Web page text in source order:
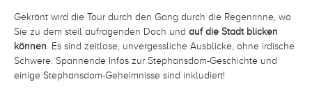
Gekrönt wird die Tour durch den Gang durch die Regenrinne, wo
Sie zu dem steil aufragenden Dach und auf die Stadt blicken
können. Es sind zeitlose, unvergessliche Ausblicke, ohne irdische
Schwere. Spannende Infos zur Stephansdom-Geschichte und
einige Stephansdom-Geheimnisse sind inkludiert!